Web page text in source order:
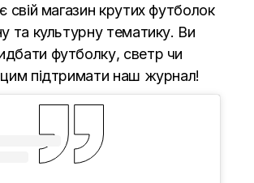
свій магазин крутих футболок
та культурну тематику. Ви
футболку, светр чи
підтримати наш журнал!